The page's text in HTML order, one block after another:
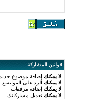
قوانين المشاركة
لا يمكنك إضافة موضوع جديد
لا يمكنك الرد على المواضيع
لا يمكنك إضافة مرفقات
لا يمكنك تعديل مشاركاتك